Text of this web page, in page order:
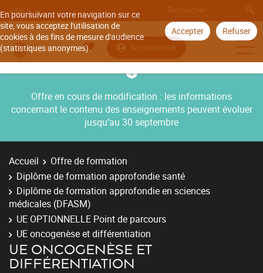
En poursuivant votre navigation sur ce
site, vous acceptez l'utilisation de
cookies à des fins de mesure d'audience
(statistiques anonymes).
Accepter Refuser
Aller à
Se connecter
Offre en cours de modification : les informations
concernant le contenu des enseignements peuvent évoluer
jusqu’au 30 septembre
Accueil
Offre de formation
Diplôme de formation approfondie santé
Diplôme de formation approfondie en sciences
médicales (DFASM)
UE OPTIONNELLE Point de parcours
UE oncogenèse et différentiation
UE ONCOGENÈSE ET
DIFFÉRENTIATION